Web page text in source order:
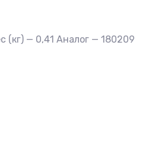
— 0,41 Аналог — 180209